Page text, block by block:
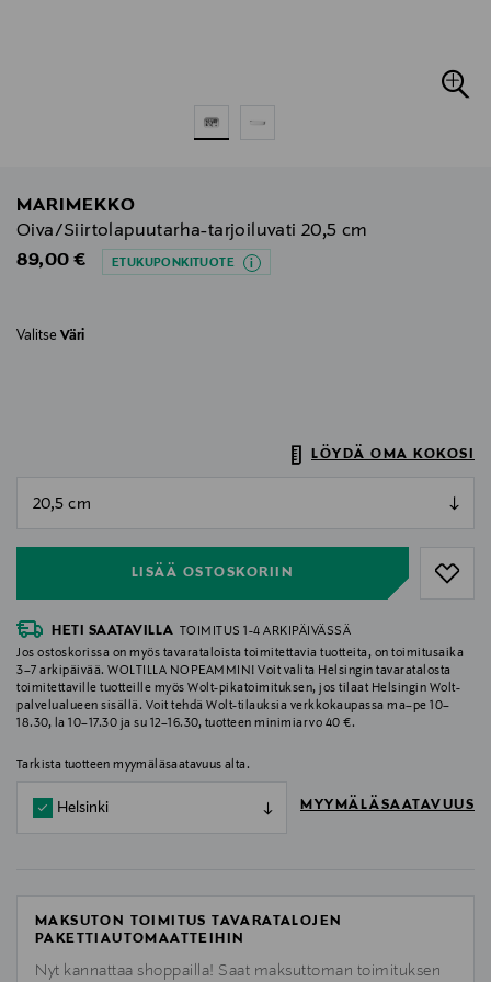
MARIMEKKO
Oiva/Siirtolapuutarha-tarjoiluvati 20,5 cm
Original Price
89,00 € ETUKUPONKITUOTE
Valitse Väri
LÖYDÄ OMA KOKOSI
LISÄÄ OSTOSKORIIN
null
HETI SAATAVILLA
TOIMITUS 1-4 ARKIPÄIVÄSSÄ
Jos ostoskorissa on myös tavarataloista toimitettavia tuotteita, on toimitusaika
3–7 arkipäivää. WOLTILLA NOPEAMMIN! Voit valita Helsingin tavaratalosta
toimitettaville tuotteille myös Wolt-pikatoimituksen, jos tilaat Helsingin Wolt-
palvelualueen sisällä. Voit tehdä Wolt-tilauksia verkkokaupassa ma–pe 10–
18.30, la 10–17.30 ja su 12–16.30, tuotteen minimiarvo 40 €.
Tarkista tuotteen myymäläsaatavuus alta.
Helsinki MYYMÄLÄSAATAVUUS
MAKSUTON TOIMITUS TAVARATALOJEN
PAKETTIAUTOMAATTEIHIN
Nyt kannattaa shoppailla! Saat maksuttoman toimituksen